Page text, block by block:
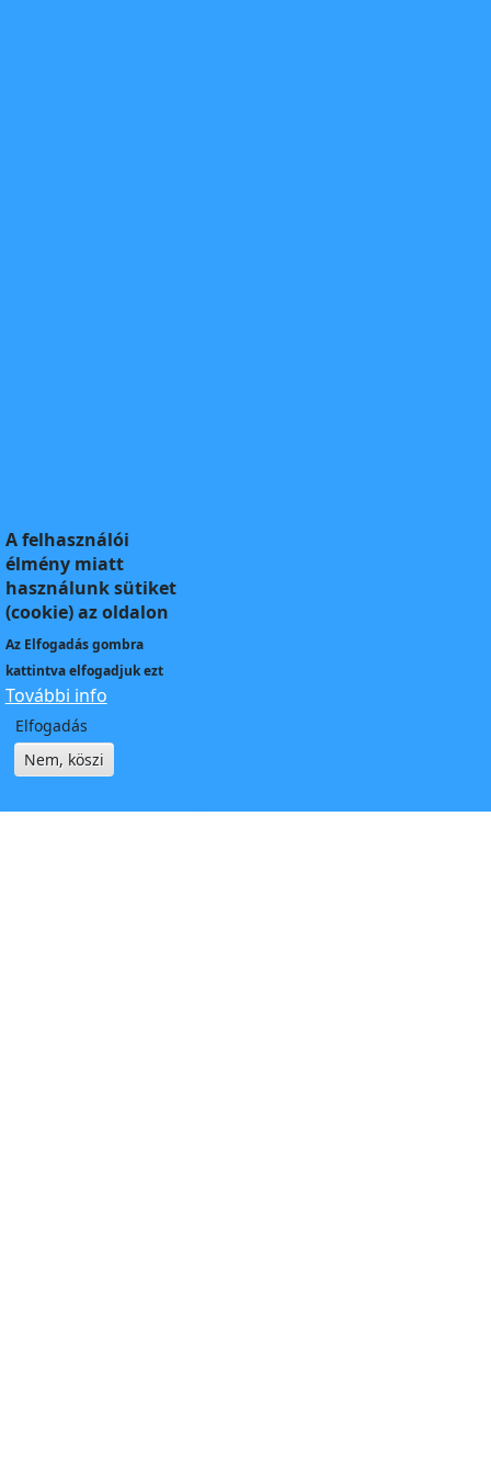
A felhasználói
élmény miatt
használunk sütiket
(cookie) az oldalon
Az Elfogadásgombra
kattintva elfogadjuk ezt
További info
Elfogadás
Nem, köszi